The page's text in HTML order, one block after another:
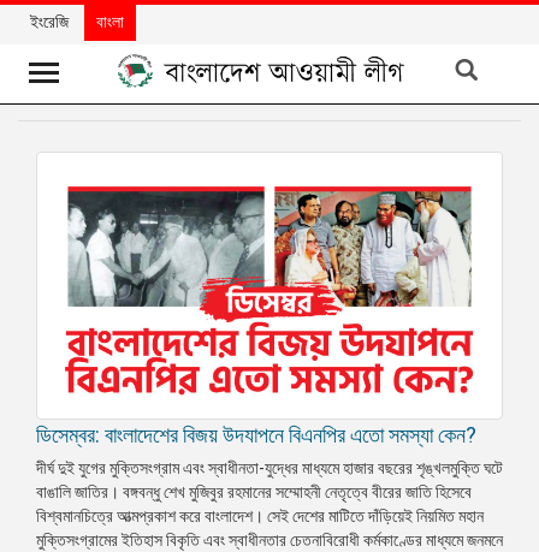
প্রতিবেদন
উন্নয়নের
বাংলাদেশ
নিউজলেটার
ইংরেজি বাংলা
ডিসেম্বর: বাংলাদেশের বিজয় উদযাপনে বিএনপির এতো সমস্যা কেন?
দীর্ঘ দুই যুগের মুক্তিসংগ্রাম এবং স্বাধীনতা-যুদ্ধের মাধ্যমে হাজার বছরের শৃঙ্খলমুক্তি ঘটে
বাঙালি জাতির। বঙ্গবন্ধু শেখ মুজিবুর রহমানের সম্মোহনী নেতৃত্বে বীরের জাতি হিসেবে
বিশ্বমানচিত্রে আত্মপ্রকাশ করে বাংলাদেশ। সেই দেশের মাটিতে দাঁড়িয়েই নিয়মিত মহান
মুক্তিসংগ্রামের ইতিহাস বিকৃতি এবং স্বাধীনতার চেতনাবিরোধী কর্মকাণ্ডের মাধ্যমে জনমনে